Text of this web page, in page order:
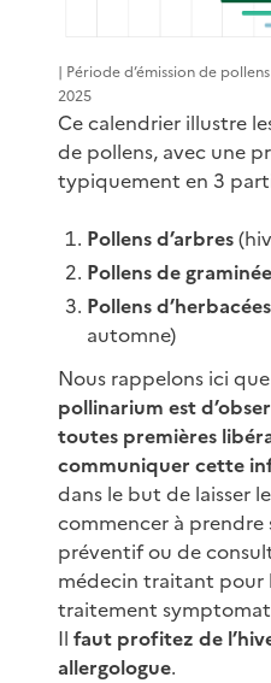
| Période d’émission de
2025
Ce calendrier illustre
de pollens, avec une
typiquement en 3
Pollens d’arbres
Pollens de
Pollens d’herbacées
automne)
Nous rappelons ici que
pollinarium est
toutes premières
communiquer cette
dans le but de laisser
commencer à
préventif ou de
médecin traitant pour
traitement
Il faut profitez de
allergologue.